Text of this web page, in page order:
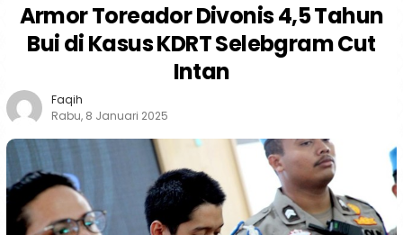
Armor Toreador Divonis 4,5 Tahun
Bui di Kasus KDRT Selebgram Cut
Intan
Faqih
Rabu, 8 Januari 2025